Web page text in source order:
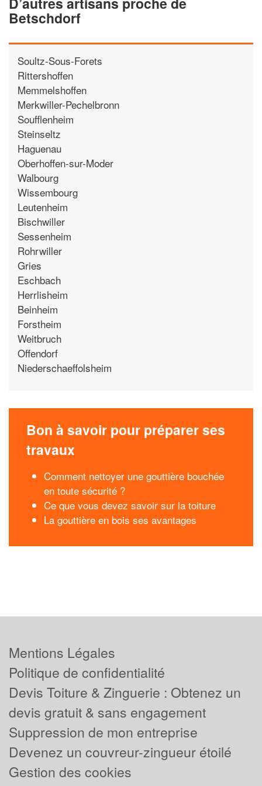
Betschdorf
Soultz-Sous-Forets
Rittershoffen
Memmelshoffen
Merkwiller-Pechelbronn
Soufflenheim
Steinseltz
Haguenau
Oberhoffen-sur-Moder
Walbourg
Wissembourg
Leutenheim
Bischwiller
Sessenheim
Rohrwiller
Gries
Eschbach
Herrlisheim
Beinheim
Forstheim
Weitbruch
Offendorf
Niederschaeffolsheim
Bon à savoir pour préparer ses
travaux
Comment nettoyer une gouttière bouchée
en toute sécurité ?
Ce que vous devez savoir sur la toiture
La gouttière en bois ses avantages
Mentions Légales
Politique de confidentialité
Devis Toiture & Zinguerie : Obtenez un
devis gratuit & sans engagement
Suppression de mon entreprise
Devenez un couvreur-zingueur étoilé
Gestion des cookies